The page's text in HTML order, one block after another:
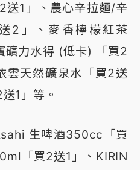
送1」、農心辛拉麵/辛
2」、麥香檸檬紅茶
力水得 (低卡) 「買2
雲天然礦泉水「買2送
1」等。
生啤酒350cc「買
「買2送1」、KIRIN